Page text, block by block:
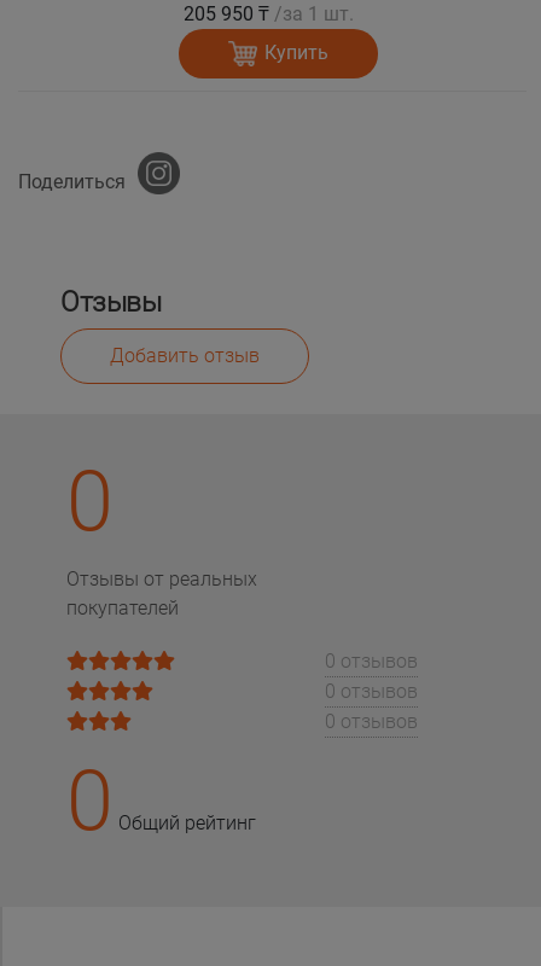
205 950 ₸ /за 1 шт.
Купить
Поделиться
Отзывы
Добавить отзыв
0
Отзывы от реальных
покупателей
0 отзывов
0 отзывов
0 отзывов
0 Общий рейтинг